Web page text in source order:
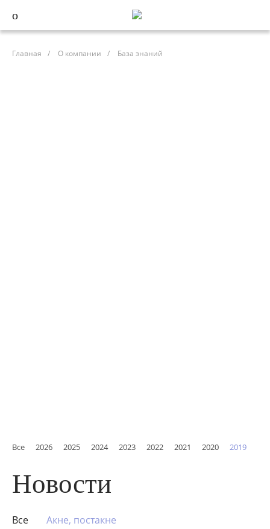
Главная / О компании / База знаний
Все 2026 2025 2024 2023 2022 2021 2020 2019
Новости
Все
Акне, постакне